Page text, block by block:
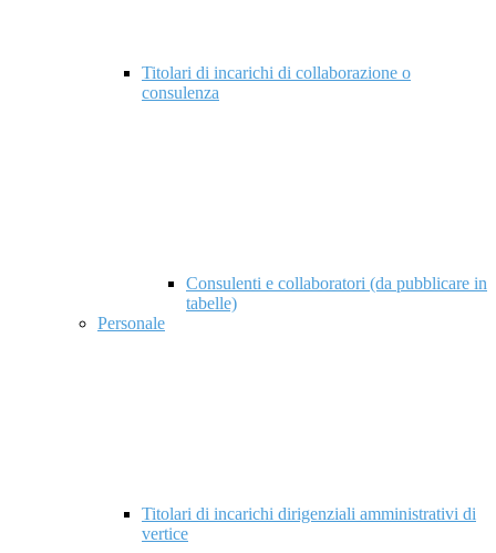
Titolari di incarichi di collaborazione o
consulenza
Consulenti e collaboratori (da pubblicare in
tabelle)
Personale
Titolari di incarichi dirigenziali amministrativi di
vertice